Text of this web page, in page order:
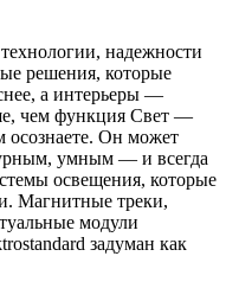
надежности
решения, которые
а интерьеры —
чем функция Свет —
осознаете. Он может
умным — и всегда
освещения, которые
Магнитные треки,
модули
задуман как